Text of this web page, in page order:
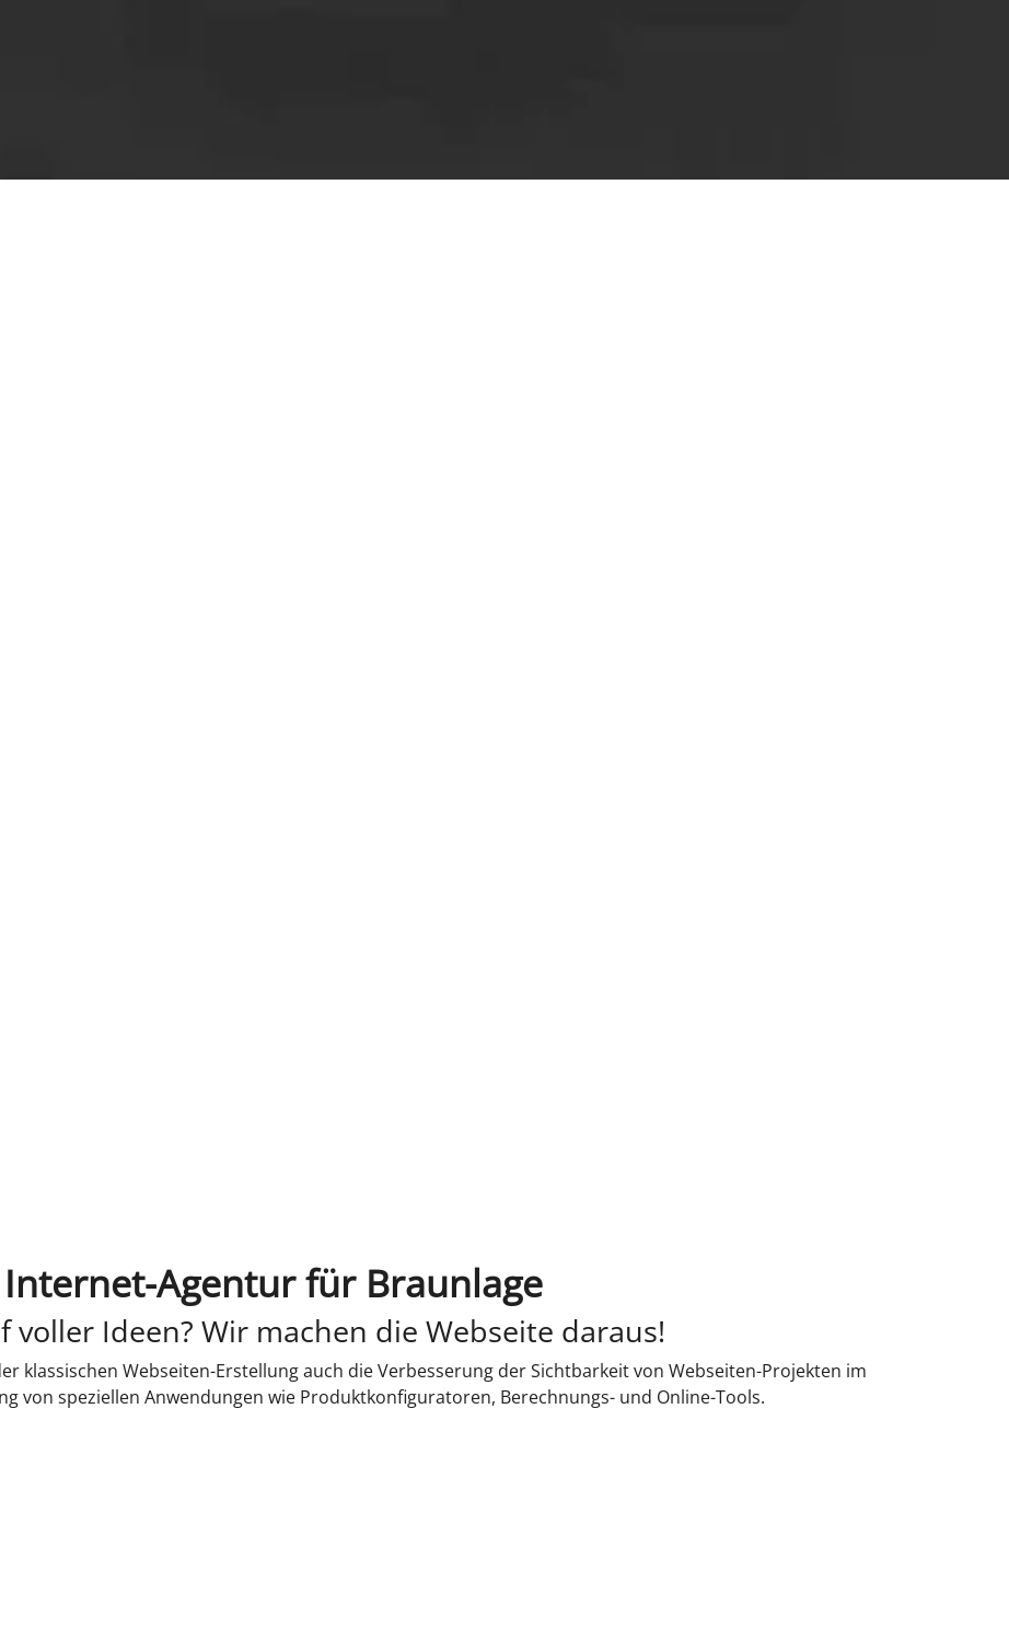
Internet-Agentur für Braunlage
voller Ideen? Wir machen die Webseite daraus!
klassischen Webseiten-Erstellung auch die Verbesserung der Sichtbarkeit von Webseiten-Projekten im
von speziellen Anwendungen wie Produktkonfiguratoren, Berechnungs- und Online-Tools.